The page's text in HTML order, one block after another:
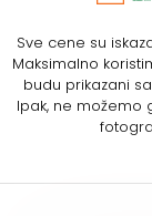
Sve cene su
Maksimalno
budu prikazani
Ipak, ne možemo